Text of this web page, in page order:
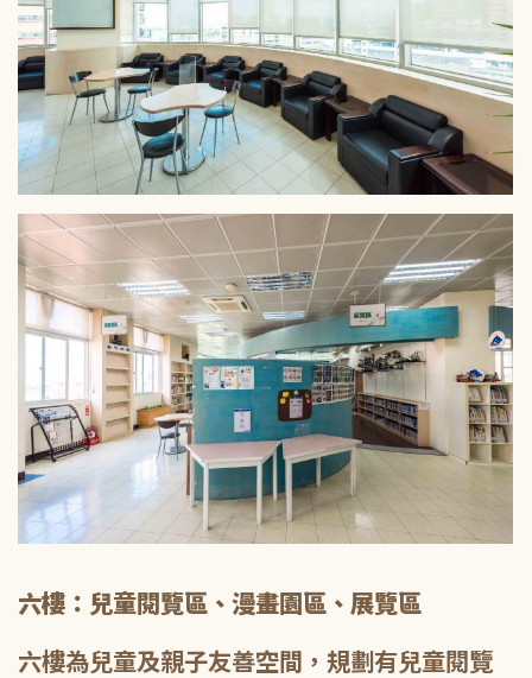
六樓：兒童閱覽區、漫畫園區、展覽區
六樓為兒童及親子友善空間，規劃有兒童閱覽